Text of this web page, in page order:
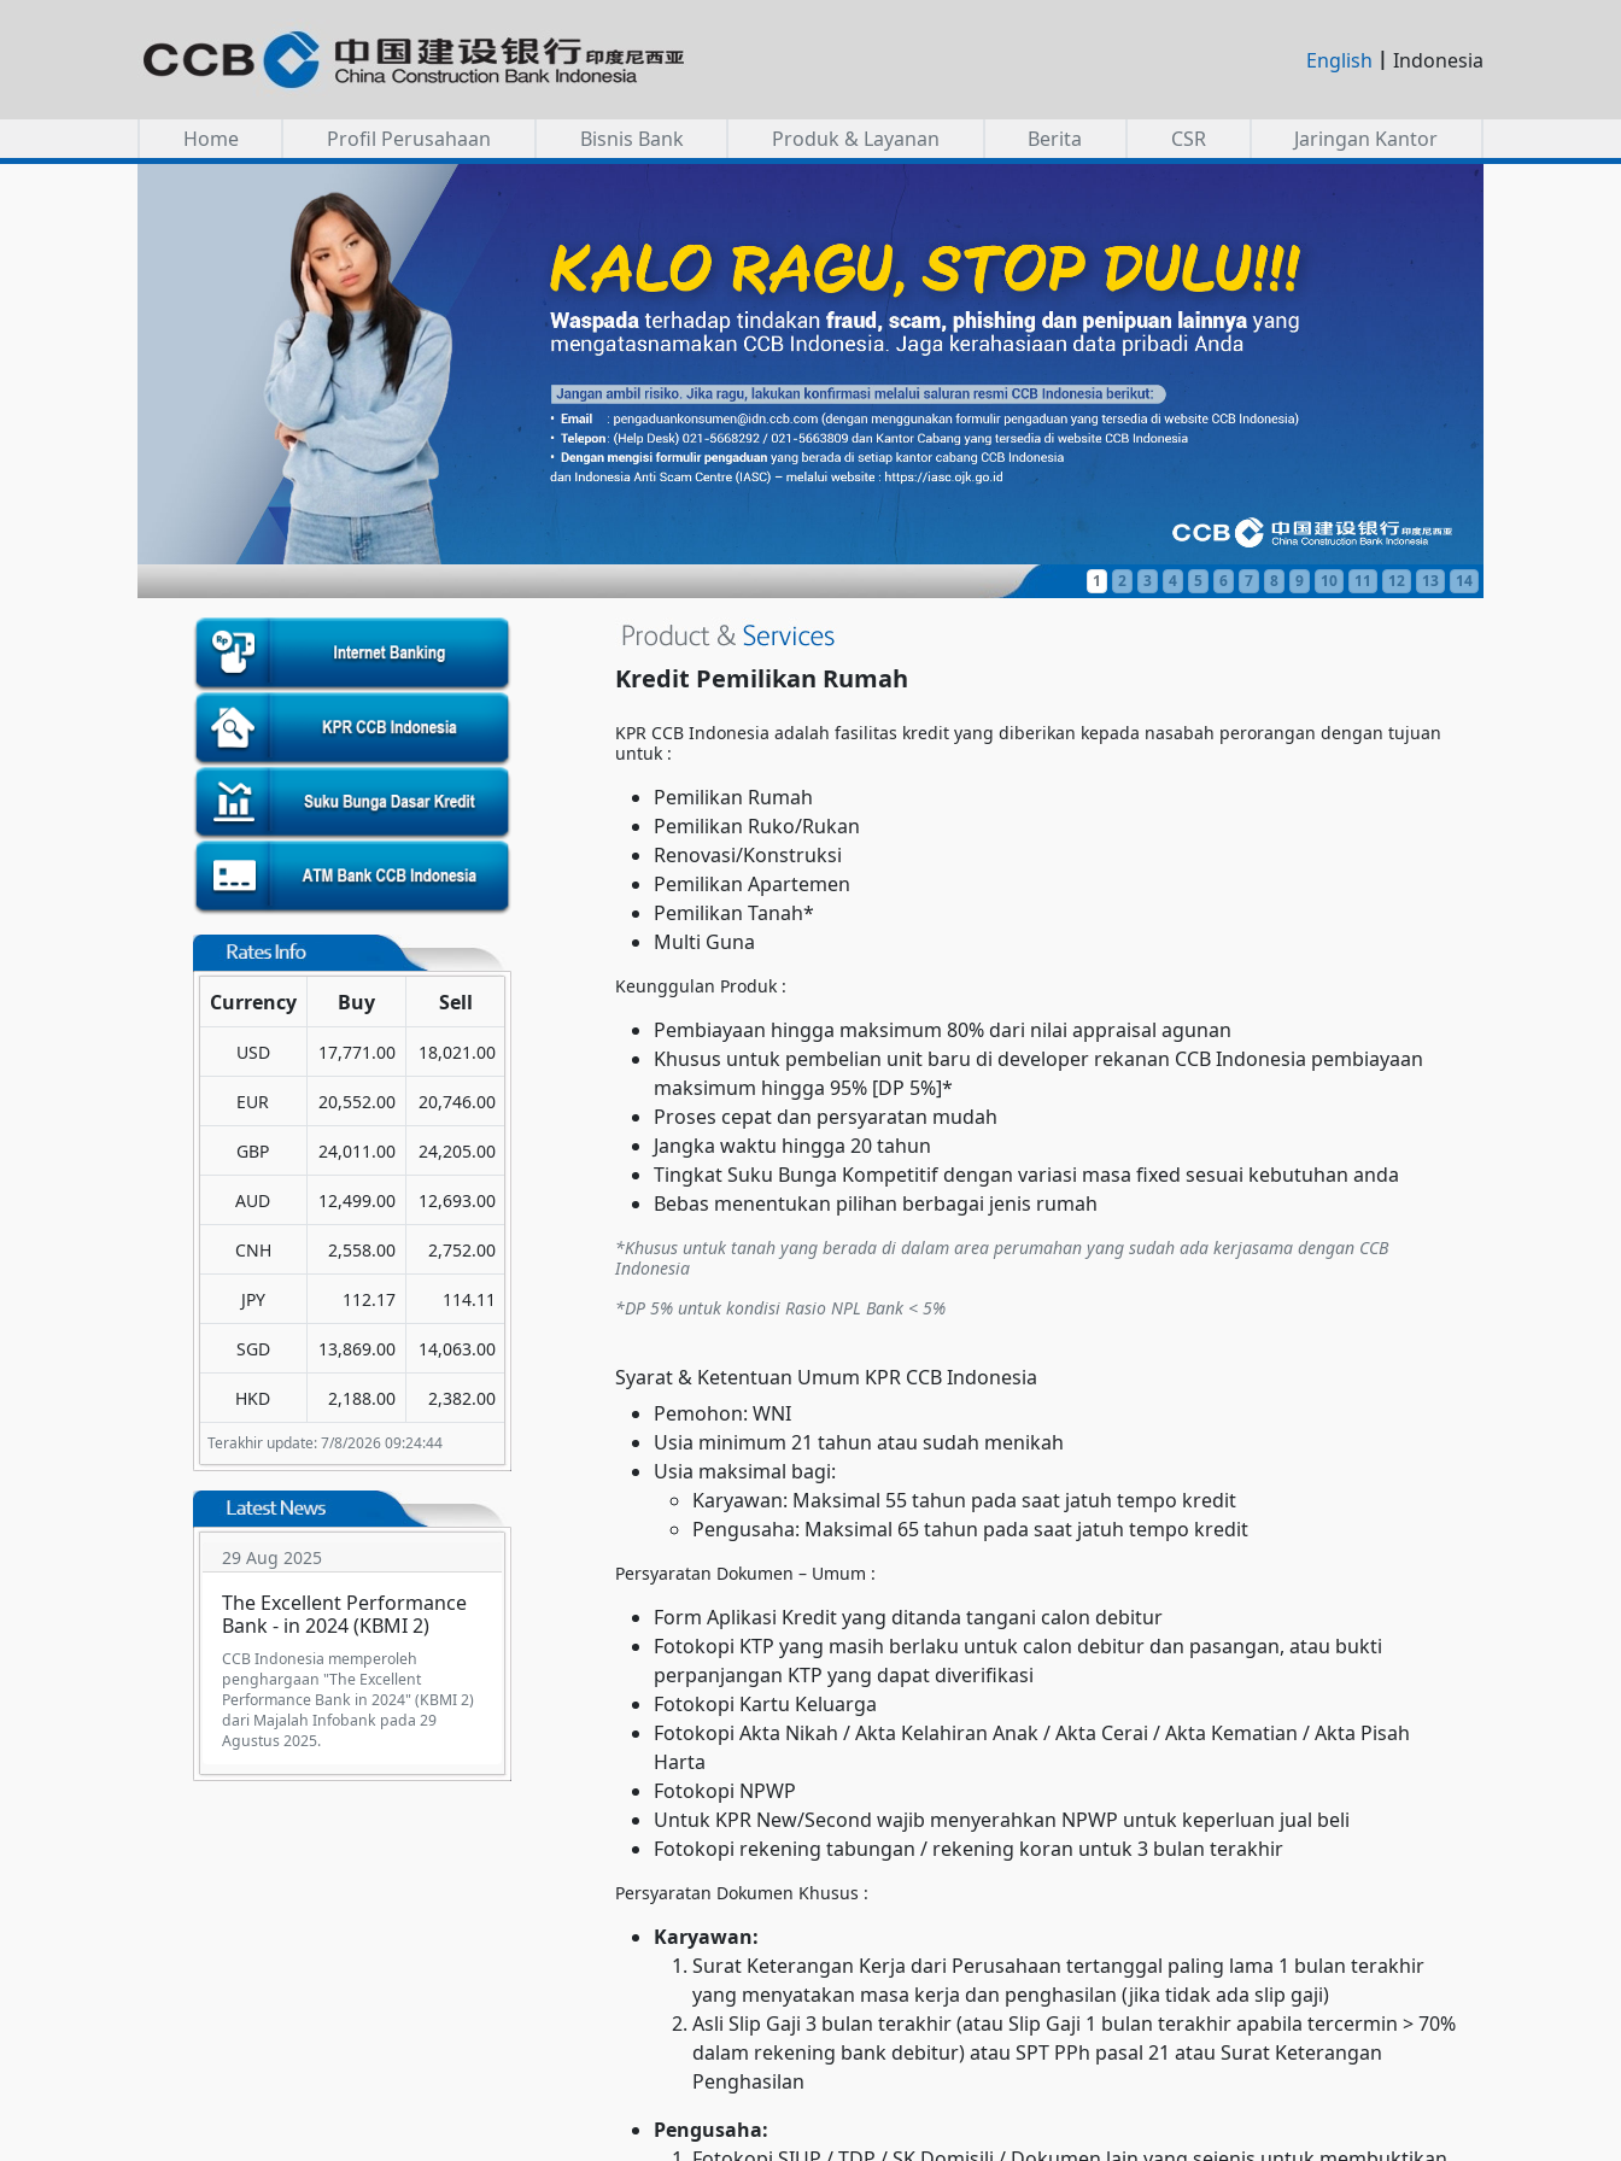
English | Indonesia
Home Profil Perusahaan Bisnis Bank Produk & Layanan Berita CSR Jaringan Kantor
1 2 3 4 5 6 7 8 9 10 11 12 13 14
Terakhir update: 7/8/2026 09:24:44
Currency Buy Sell
USD 17,771.00 18,021.00
EUR 20,552.00 20,746.00
GBP 24,011.00 24,205.00
AUD 12,499.00 12,693.00
CNH 2,558.00 2,752.00
JPY 112.17 114.11
SGD 13,869.00 14,063.00
HKD 2,188.00 2,382.00
29 Aug 2025
The Excellent Performance
Bank - in 2024 (KBMI 2)
CCB Indonesia memperoleh
penghargaan "The Excellent
Performance Bank in 2024" (KBMI 2)
dari Majalah Infobank pada 29
Agustus 2025.
Kredit Pemilikan Rumah
KPR CCB Indonesia adalah fasilitas kredit yang diberikan kepada nasabah perorangan dengan tujuan
untuk :
Pemilikan Rumah
Pemilikan Ruko/Rukan
Renovasi/Konstruksi
Pemilikan Apartemen
Pemilikan Tanah*
Multi Guna
Keunggulan Produk :
Pembiayaan hingga maksimum 80% dari nilai appraisal agunan
Khusus untuk pembelian unit baru di developer rekanan CCB Indonesia pembiayaan
maksimum hingga 95% [DP 5%]*
Proses cepat dan persyaratan mudah
Jangka waktu hingga 20 tahun
Tingkat Suku Bunga Kompetitif dengan variasi masa fixed sesuai kebutuhan anda
Bebas menentukan pilihan berbagai jenis rumah
*Khusus untuk tanah yang berada di dalam area perumahan yang sudah ada kerjasama dengan CCB
Indonesia
*DP 5% untuk kondisi Rasio NPL Bank < 5%
Syarat & Ketentuan Umum KPR CCB Indonesia
Pemohon: WNI
Usia minimum 21 tahun atau sudah menikah
Usia maksimal bagi:
Karyawan: Maksimal 55 tahun pada saat jatuh tempo kredit
Pengusaha: Maksimal 65 tahun pada saat jatuh tempo kredit
Persyaratan Dokumen – Umum :
Form Aplikasi Kredit yang ditanda tangani calon debitur
Fotokopi KTP yang masih berlaku untuk calon debitur dan pasangan, atau bukti
perpanjangan KTP yang dapat diverifikasi
Fotokopi Kartu Keluarga
Fotokopi Akta Nikah / Akta Kelahiran Anak / Akta Cerai / Akta Kematian / Akta Pisah
Harta
Fotokopi NPWP
Untuk KPR New/Second wajib menyerahkan NPWP untuk keperluan jual beli
Fotokopi rekening tabungan / rekening koran untuk 3 bulan terakhir
Persyaratan Dokumen Khusus :
Karyawan:
Surat Keterangan Kerja dari Perusahaan tertanggal paling lama 1 bulan terakhir
yang menyatakan masa kerja dan penghasilan (jika tidak ada slip gaji)
Asli Slip Gaji 3 bulan terakhir (atau Slip Gaji 1 bulan terakhir apabila tercermin > 70%
dalam rekening bank debitur) atau SPT PPh pasal 21 atau Surat Keterangan
Penghasilan
Pengusaha: